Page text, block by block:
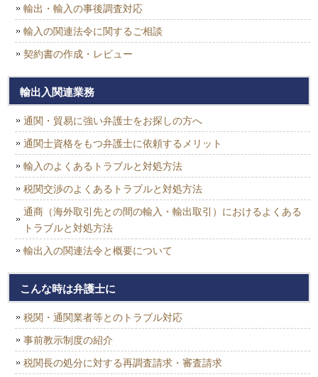
輸出・輸入の事後調査対応
輸入の関連法令に関するご相談
契約書の作成・レビュー
輸出入関連業務
通関・貿易に強い弁護士をお探しの方へ
通関士資格をもつ弁護士に依頼するメリット
輸入のよくあるトラブルと対処方法
税関交渉のよくあるトラブルと対処方法
通商（海外取引先との間の輸入・輸出取引）におけるよくある
トラブルと対処方法
輸出入の関連法令と概要について
こんな時は弁護士に
税関・通関業者等とのトラブル対応
事前教示制度の紹介
税関長の処分に対する再調査請求・審査請求